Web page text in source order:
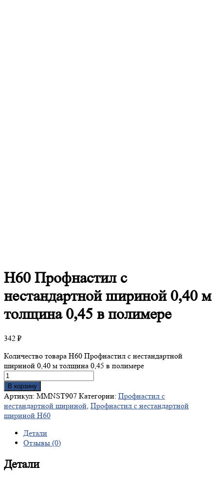
Н60Профнастил с
нестандартной шириной 0,40 м
толщина 0,45 в полимере
342 ₽
Количество товара Н60 Профнастил с нестандартной
шириной 0,40 м толщина 0,45 в полимере
В корзину
Артикул: MMNST907 Категории: Профнастил с
нестандартной шириной, Профнастил с нестандартной
шириной Н60
Детали
Отзывы (0)
Детали